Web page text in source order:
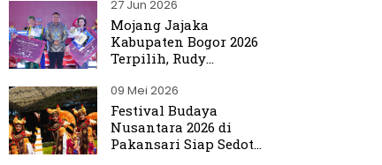
27 Jun 2026
Mojang Jajaka
Kabupaten Bogor 2026
Terpilih, Rudy
Promosikan Bogor ke
Dunia
09 Mei 2026
Festival Budaya
Nusantara 2026 di
Pakansari Siap Sedot